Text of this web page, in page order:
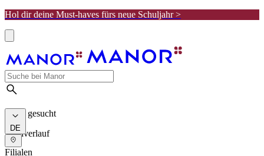
Hol dir deine Must-haves fürs neue Schuljahr >
Meist gesucht
Suchverlauf
DE
Filialen